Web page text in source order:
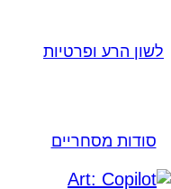
לשון הרע ופרטיות
סודות מסחריים